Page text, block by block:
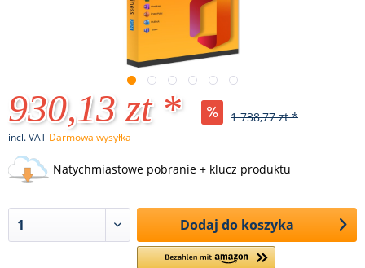
930,13 zt * 1 738,77 zt *
incl. VAT Darmowa wysyłka
Natychmiastowe pobranie + klucz produktu
Dodaj do koszyka